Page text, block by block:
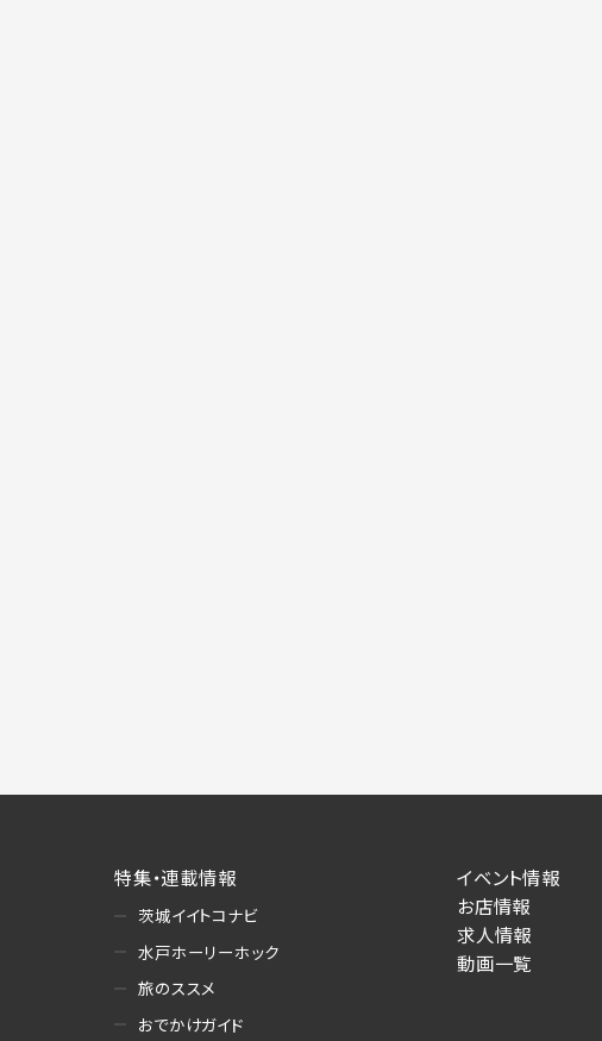
特集・連載情報
茨城イイトコナビ
水戸ホーリーホック
旅のススメ
おでかけガイド
イベント情報
お店情報
求人情報
動画一覧